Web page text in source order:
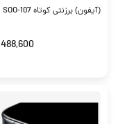
(آیفون) برزنتی کوتاه SOO-107
488,600